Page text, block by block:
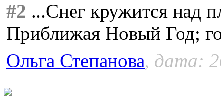
#2 ...Снег кружится над
Приближая Новый Год;
Ольга Степанова, дата: